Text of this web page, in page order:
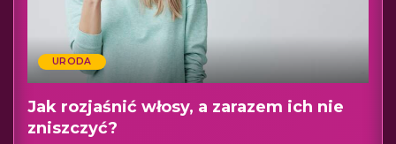
URODA
Jak rozjaśnić włosy, a zarazem ich nie
zniszczyć?